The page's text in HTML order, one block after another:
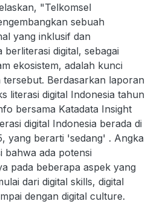
"Telkomsel
sebuah
yang inklusif dan
digital, sebagai
ekosistem, adalah kunci
Berdasarkan laporan
literasi digital Indonesia tahun
bersama Katadata Insight
digital Indonesia berada di
yang berarti 'sedang' . Angka
bahwa ada potensi
pada beberapa aspek yang
dari digital skills, digital
dengan digital culture.